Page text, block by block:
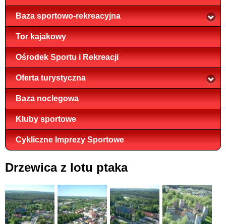
Baza sportowo-rekreacyjna
Tor kajakowy
Ośrodek Sportu i Rekreacji
Oferta turystyczna
Baza noclegowa
Kluby sportowe
Cykliczne Imprezy Sportowe
Drzewica z lotu ptaka